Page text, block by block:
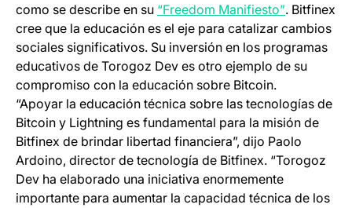
como se describe en su “Freedom Manifiesto”(opens in
. Bitfinex
cree que la educación es el eje para catalizar cambios
sociales significativos. Su inversión en los programas
educativos de Torogoz Dev es otro ejemplo de su
compromiso con la educación sobre Bitcoin.
“Apoyar la educación técnica sobre las tecnologías de
Bitcoin y Lightning es fundamental para la misión de
Bitfinex de brindar libertad financiera”, dijo Paolo
Ardoino, director de tecnología de Bitfinex. “Torogoz
Dev ha elaborado una iniciativa enormemente
importante para aumentar la capacidad técnica de los